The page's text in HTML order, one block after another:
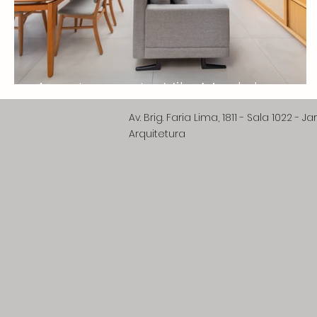
Apartamento Vila Madalena
Av. Brig. Faria Lima,
Arquitetura